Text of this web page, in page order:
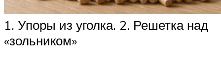
1. Упоры из уголка. 2. Решетка над
«зольником»